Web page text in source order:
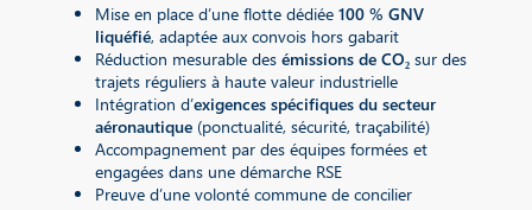
Mise en place d’une flotte dédiée 100 % GNV
liquéfié, adaptée aux convois hors gabarit
Réduction mesurable des émissions de CO₂ sur des
trajets réguliers à haute valeur industrielle
Intégration d’exigences spécifiques du secteur
aéronautique (ponctualité, sécurité, traçabilité)
Accompagnement par des équipes formées et
engagées dans une démarche RSE
Preuve d’une volonté commune de concilier